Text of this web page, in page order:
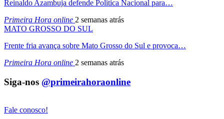
Reinaldo Azambuja defende Política Nacional para…
Primeira Hora online 2 semanas atrás
MATO GROSSO DO SUL
Frente fria avança sobre Mato Grosso do Sul e provoca…
Primeira Hora online 2 semanas atrás
Siga-nos @primeirahoraonline
Fale conosco!